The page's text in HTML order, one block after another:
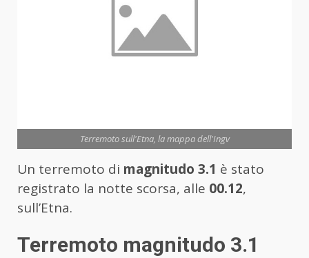
Terremoto sull'Etna, la mappa dell'Ingv
Un terremoto di magnitudo 3.1 è stato
registrato la notte scorsa, alle 00.12,
sull’Etna.
Terremoto magnitudo 3.1